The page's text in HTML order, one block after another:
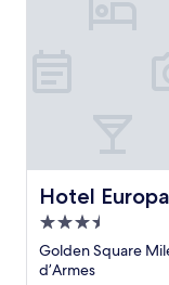
Hotel
Hotel Europa,
Propiedad
de
3.5
Golden Square
d’Armes